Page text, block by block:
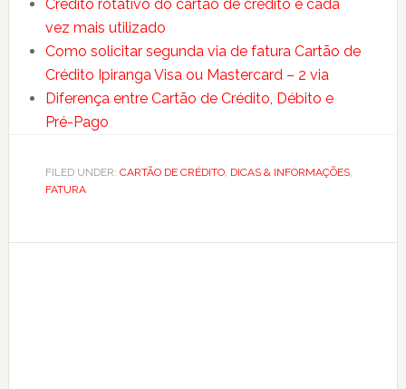
Crédito rotativo do cartão de crédito é cada
vez mais utilizado
Como solicitar segunda via de fatura Cartão de
Crédito Ipiranga Visa ou Mastercard – 2 via
Diferença entre Cartão de Crédito, Débito e
Pré-Pago
FILED UNDER: CARTÃO DE CRÉDITO, DICAS & INFORMAÇÕES,
FATURA